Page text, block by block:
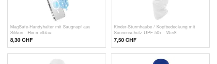
MagSafe-Handyhalter mit Saugnapf aus
Silikon - Himmelblau
8,30 CHF
Kinder-Sturmhaube / Kopfbedeckung mit
Sonnenschutz UPF 50+ - Weiß
7,50 CHF